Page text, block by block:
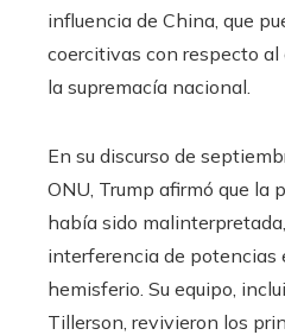
influencia de China, que
coercitivas con respecto
la supremacía nacional.
En su discurso de
ONU, Trump afirmó que la
había sido
interferencia de potencias
hemisferio. Su equipo,
Tillerson, revivieron los